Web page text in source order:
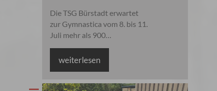
Die TSG Bürstadt erwartet
zur Gymnastica vom 8. bis 11.
Juli mehr als 900
Sportlerinnen und Sportler.
Es herrscht große Vorfreude.
weiterlesen